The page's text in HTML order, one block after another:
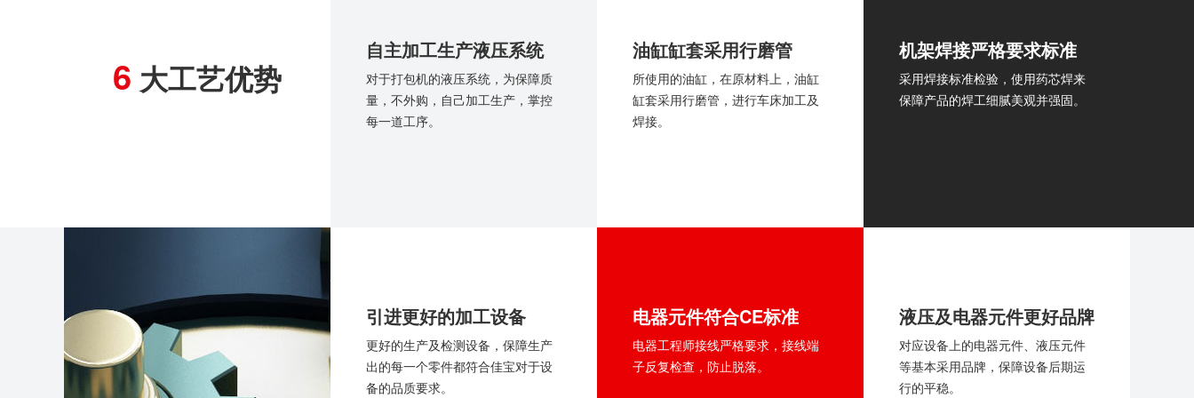
油缸缸套采用行磨管
所使用的油缸，在原材料上，油缸
缸套采用行磨管，进行车床加工及
焊接。
6 大工艺优势
液压及电器元件更好品牌
对应设备上的电器元件、液压元件
等基本采用品牌，保障设备后期运
行的平稳。
引进更好的加工设备
更好的生产及检测设备，保障生产
出的每一个零件都符合佳宝对于设
备的品质要求。
自主加工生产液压系统
对于打包机的液压系统，为保障质
量，不外购，自己加工生产，掌控
每一道工序。
机架焊接严格要求标准
采用焊接标准检验，使用药芯焊来
保障产品的焊工细腻美观并强固。
电器元件符合CE标准
电器工程师接线严格要求，接线端
子反复检查，防止脱落。